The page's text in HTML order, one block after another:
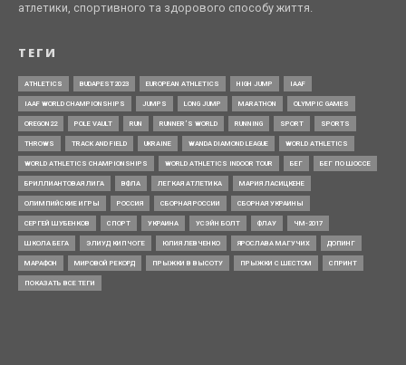
атлетики, спортивного та здорового способу життя.
ТЕГИ
ATHLETICS BUDAPEST2023 EUROPEAN ATHLETICS HIGH JUMP IAAF
IAAF WORLD CHAMPIONSHIPS JUMPS LONG JUMP MARATHON OLYMPIC GAMES
OREGON22 POLE VAULT RUN RUNNER’S WORLD RUNNING SPORT SPORTS
THROWS TRACK AND FIELD UKRAINE WANDA DIAMOND LEAGUE WORLD ATHLETICS
WORLD ATHLETICS CHAMPIONSHIPS WORLD ATHLETICS INDOOR TOUR БЕГ БЕГ ПО ШОССЕ
БРИЛЛИАНТОВАЯ ЛИГА ВФЛА ЛЕГКАЯ АТЛЕТИКА МАРИЯ ЛАСИЦКЕНЕ
ОЛИМПИЙСКИЕ ИГРЫ РОССИЯ СБОРНАЯ РОССИИ СБОРНАЯ УКРАИНЫ
СЕРГЕЙ ШУБЕНКОВ СПОРТ УКРАИНА УСЭЙН БОЛТ ФЛАУ ЧМ-2017
ШКОЛА БЕГА ЭЛИУД КИПЧОГЕ ЮЛИЯ ЛЕВЧЕНКО ЯРОСЛАВА МАГУЧИХ ДОПИНГ
МАРАФОН МИРОВОЙ РЕКОРД ПРЫЖКИ В ВЫСОТУ ПРЫЖКИ С ШЕСТОМ СПРИНТ
ПОКАЗАТЬ ВСЕ ТЕГИ